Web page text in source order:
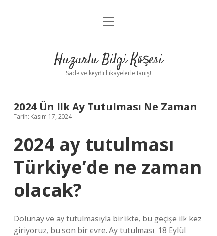
Anasayfa
Yasal Uyarı
menüyü
Huzurlu Bilgi Köşesi
Sade ve keyifli hikayelerle tanış!
2024 Ün Ilk Ay Tutulması Ne Zaman
Tarih: Kasım 17, 2024
2024 ay tutulması
Türkiye’de ne zaman
olacak?
Dolunay ve ay tutulmasıyla birlikte, bu geçişe ilk kez
giriyoruz, bu son bir evre. Ay tutulması, 18 Eylül